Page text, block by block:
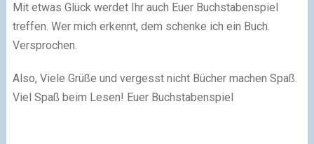
Mit etwas Glück werdet Ihr auch Euer Buchstabenspiel
treffen. Wer mich erkennt, dem schenke ich ein Buch.
Versprochen.
Also, Viele Grüße und vergesst nicht Bücher machen Spaß.
Viel Spaß beim Lesen! Euer Buchstabenspiel